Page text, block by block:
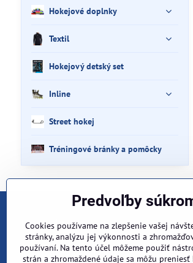
Hokejové doplnky
Textil
Hokejový detský set
Inline
Street hokej
Tréningové bránky a pomôcky
Kontakt
Kde nás nájdete ?
Predvoľby
Cookies používame na zlepšenie vašej
stránky, analýzu jej výkonnosti a
používaní. Na tento účel môžeme použiť
strán a zhromaždené údaje sa môžu preniesť